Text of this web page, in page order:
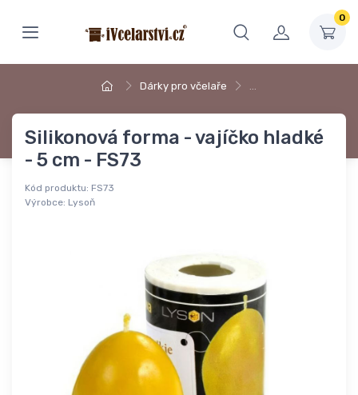
0
Dárky pro včelaře …
Silikonová forma - vajíčko hladké
- 5 cm - FS73
Kód produktu: FS73
Výrobce: Lysoň